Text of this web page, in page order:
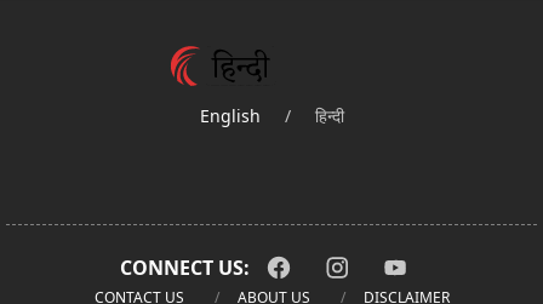
English / हिन्दी
CONNECT US:
CONTACT US ABOUT US DISCLAIMER